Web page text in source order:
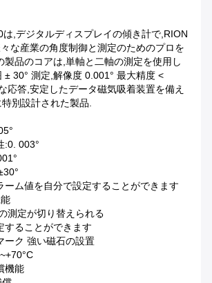
,デジタルディスプレイの傾き計で,RION
な産業の角度制御と測定のためのプロを
製品のコアは,単軸と二軸の測定を使用し
± 30° 測定,解像度 0.001° 最大精度 <
応答,安定したデータ磁気吸着装置を備え
別設計された製品.
:0. 003°
ム値を自分で設定することができます
測定が切り替えられる
ることができます
ク 強い磁石の設置
機能